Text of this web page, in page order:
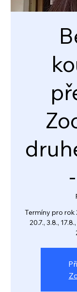
Termíny pro rok
20.7., 3.8.,